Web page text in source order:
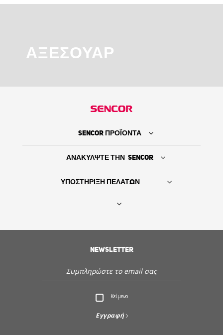
Εξυπηρέτηση - Υποστήριξη πελατών
ΑΞΕΣΟΥΆΡ
SENCOR ΠΡΟΪΟΝΤΑ
ΑΝΑΚΥΛΨΤΕ ΤΗΝ SENCOR
ΥΠΟΣΤΗΡΙΞΗ ΠΕΛΑΤΩΝ
NEWSLETTER
Κείμενο
Εγγραφή